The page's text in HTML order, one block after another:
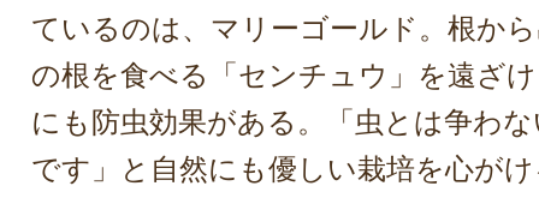
ているのは、マリーゴールド。根か
の根を食べる「センチュウ」を遠ざ
にも防虫効果がある。「虫とは争わ
です」と自然にも優しい栽培を心が